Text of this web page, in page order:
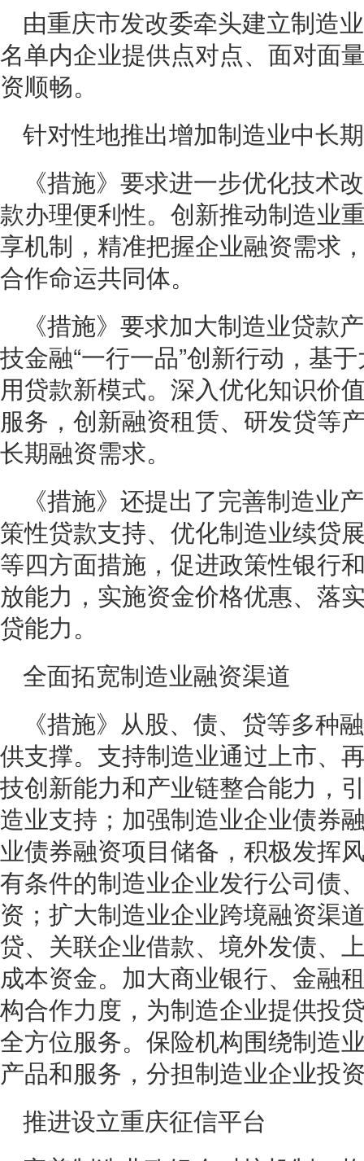
由重庆市发改委牵头建立制造
名单内企业提供点对点、面对面
资顺畅。
针对性地推出增加制造业中长
《措施》要求进一步优化技术
款办理便利性。创新推动制造业
享机制，精准把握企业融资需求
合作命运共同体。
《措施》要求加大制造业贷款
技金融“一行一品”创新行动，基
用贷款新模式。深入优化知识价
服务，创新融资租赁、研发贷等
长期融资需求。
《措施》还提出了完善制造业
策性贷款支持、优化制造业续贷
等四方面措施，促进政策性银行
放能力，实施资金价格优惠、落
贷能力。
全面拓宽制造业融资渠道
《措施》从股、债、贷等多种
供支撑。支持制造业通过上市、
技创新能力和产业链整合能力，
造业支持；加强制造业企业债券
业债券融资项目储备，积极发挥
有条件的制造业企业发行公司债
资；扩大制造业企业跨境融资渠
贷、关联企业借款、境外发债、
成本资金。加大商业银行、金融
构合作力度，为制造企业提供投
全方位服务。保险机构围绕制造
产品和服务，分担制造业企业投
推进设立重庆征信平台